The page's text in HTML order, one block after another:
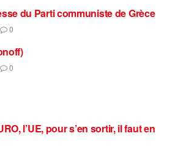
du Parti communiste de Grèce
0
0
l’UE, pour s’en sortir, il faut en